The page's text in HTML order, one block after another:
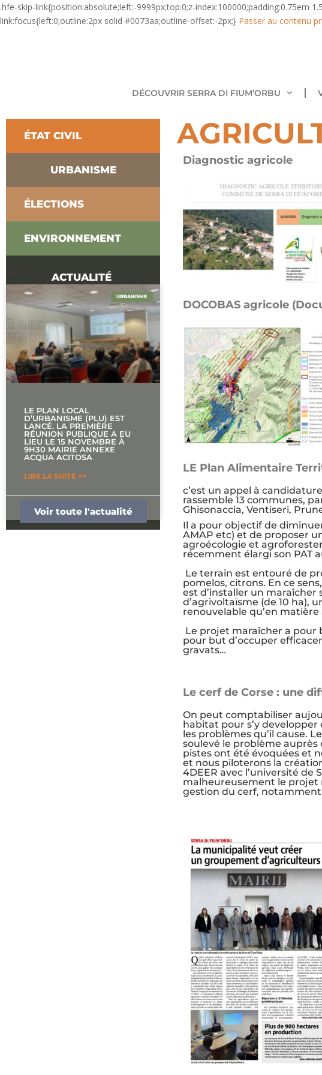
.hfe-skip-link{position:absolute;left:-9999px;top:0;z-index:100000;padding:0.75em
link:focus{left:0;outline:2px solid #0073aa;outline-offset:-2px;} Passer au contenu
DÉCOUVRIR SERRA DI FIUM’ORBU
ÉTAT CIVIL
URBANISME
ÉLECTIONS
ENVIRONNEMENT
ACTUALITÉ
URBANISME
LE PLAN LOCAL
D’URBANISME (PLU) EST
LANCÉ. LA PREMIÈRE
RÉUNION PUBLIQUE A EU
LIEU LE 15 NOVEMBRE À
9H30 MAIRIE ANNEXE
ACQUA ACITOSA
LIRE LA SUITE >>
14 NOVEMBRE 2025
Voir toute l'actualité
Diagnostic agricole
DOCOBAS agricole
LE Plan Alimentaire
c’est unappel àcandidature
rassemble 13 communes,
Ghisonaccia, Ventiseri,
Il a pour objectif de
AMAP etc) et de proposer
agroécologie et
récemment élargi son PAT
Le terrain est entouré de
pomelos, citrons. En ce
est d’installer un maraîcher
d’agrivoltaïsme (de 10 ha),
renouvelable qu’en matière
Le projet maraîcher a pour
pour but d’occuper
gravats…
Le cerf de Corse : une
On peut comptabiliser
habitat pour s’y
les problèmes qu’il cause.
soulevé le problème auprès
pistes ont été évoquées et
et nous piloterons la
4DEER avec l’université de
malheureusement le projet
gestion du cerf,